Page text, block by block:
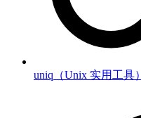
uniq（Unix 实用工具）